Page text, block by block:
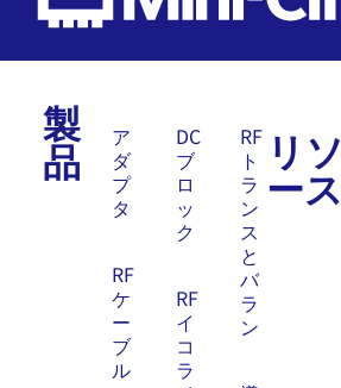
製
品
ア
ダ
プ
タ
RF
ケ
ー
ブ
ル
DC
ブ
ロ
ッ
ク
RF
イ
コ
ラ
RF
ト
ラ
ン
ス
と
バ
ラ
ン
リソ
ース